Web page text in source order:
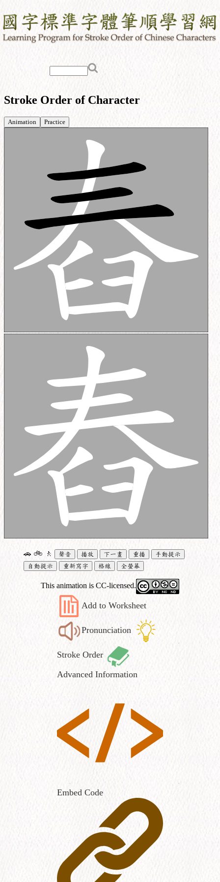
Stroke Order of Character
Animation Practice
🚗 🚲 🚶 聲音 播放 下一畫 重播
手動提示
自動提示
重新寫字 格線 全螢幕
This animation is CC-licensed.
Add to Worksheet
Pronunciation
Stroke Order
Advanced Information
Embed Code